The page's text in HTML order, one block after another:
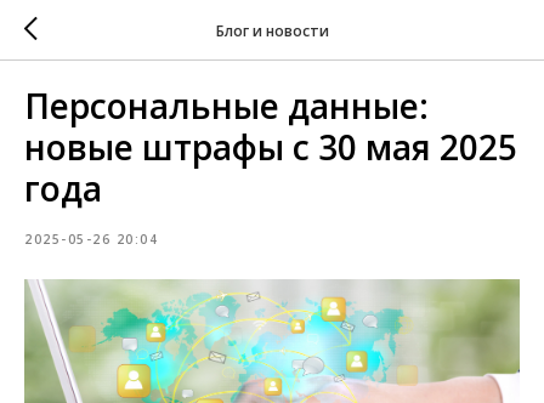
Блог и новости
Персональные данные:
новые штрафы с 30 мая 2025
года
2025-05-26 20:04